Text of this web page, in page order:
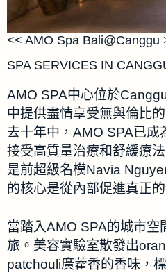
<< AMO Spa Bali@Canggu
SPA SERVICES IN
AMO SPA中心位於
中提供盡情享受無與倫比
去十年中，AMO SPA已成
接受高質量治療和舒緩療
是前超級名模Navia
的核心是從內部促進真正的
當踏入AMO SPA的城市空
旅。美容實驗室散發出
patchouli廣藿香的香味，